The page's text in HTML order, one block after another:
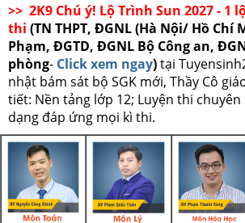
>> 2K9 Chú ý! Lộ Trình Sun 2027 - 1
thi (TN THPT, ĐGNL (Hà Nội/ Hồ Chí
Phạm, ĐGTD, ĐGNL Bộ Công an,
phòng- Click xem ngay)tại
nhật bám sát bộ SGK mới, Thầy Cô
tiết: Nền tảng lớp 12; Luyện thi chuyên
dạng đáp ứng mọi kì thi.